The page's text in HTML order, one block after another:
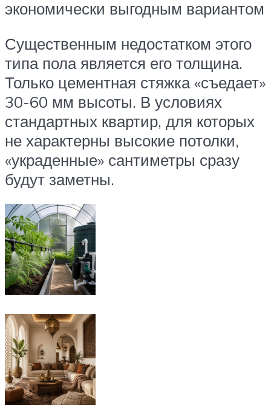
экономически выгодным вариантом
Существенным недостатком этого
типа пола является его толщина.
Только цементная стяжка «съедает»
30-60 мм высоты. В условиях
стандартных квартир, для которых
не характерны высокие потолки,
«украденные» сантиметры сразу
будут заметны.